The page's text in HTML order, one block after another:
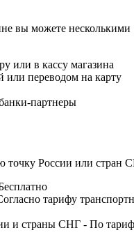
вы можете несколькими
или в кассу магазина
или переводом на карту
партнеры
точку России или стран
тарифу
и страны СНГ - По